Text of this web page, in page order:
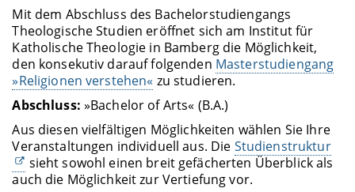
Mit dem Abschluss des Bachelorstudiengangs
Theologische Studien eröffnet sich am Institut für
Katholische Theologie in Bamberg die Möglichkeit,
den konsekutiv darauf folgenden Masterstudiengang
»Religionen verstehen« zu studieren.
Abschluss: »Bachelor of Arts« (B.A.)
Aus diesen vielfältigen Möglichkeiten wählen Sie Ihre
Veranstaltungen individuell aus. Die Studienstruktur
sieht sowohl einen breit gefächerten Überblick als
auch die Möglichkeit zur Vertiefung vor.